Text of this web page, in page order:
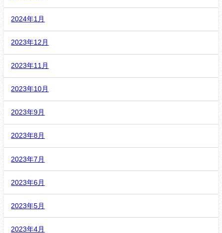
2024年1月
2023年12月
2023年11月
2023年10月
2023年9月
2023年8月
2023年7月
2023年6月
2023年5月
2023年4月